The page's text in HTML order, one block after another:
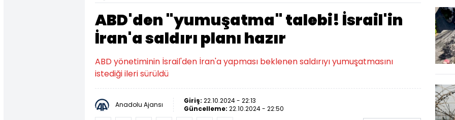
ABD'den "yumuşatma" talebi! İsrail'in
İran'a saldırı planı hazır
ABD yönetiminin İsrail'den İran'a yapması beklenen saldırıyı yumuşatmasını
istediği ileri sürüldü
Anadolu Ajansı Giriş: 22.10.2024 - 22:13
Güncelleme: 22.10.2024 - 22:50